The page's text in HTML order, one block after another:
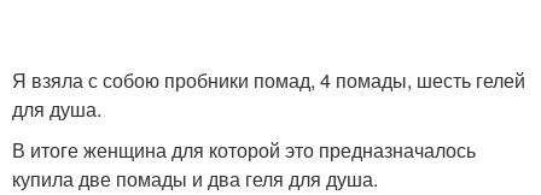
Я взяла с собою пробники помад, 4 помады, шесть гелей
для душа.
В итоге женщина для которой это предназначалось
купила две помады и два геля для душа.